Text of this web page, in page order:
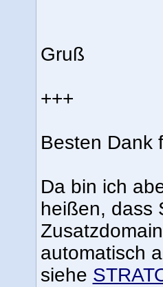
Gruß
+++
Besten Dank
Da bin ich
heißen, dass
automatisch
siehe